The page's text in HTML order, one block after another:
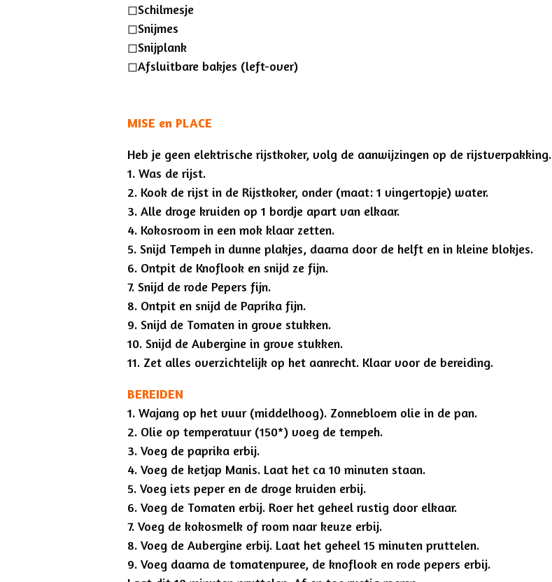
◻︎Schilmesje
◻︎Snijmes
◻︎Snijplank
◻︎Afsluitbare bakjes (left-over)
MISE en PLACE
Heb je geen elektrische rijstkoker, volg de aanwijzingen op de rijstverpakking.
1. Was de rijst.
2. Kook de rijst in de Rijstkoker, onder (maat: 1 vingertopje) water.
3. Alle droge kruiden op 1 bordje apart van elkaar.
4. Kokosroom in een mok klaar zetten.
5. Snijd Tempeh in dunne plakjes, daarna door de helft en in kleine blokjes.
6. Ontpit de Knoflook en snijd ze fijn.
7. Snijd de rode Pepers fijn.
8. Ontpit en snijd de Paprika fijn.
9. Snijd de Tomaten in grove stukken.
10. Snijd de Aubergine in grove stukken.
11. Zet alles overzichtelijk op het aanrecht. Klaar voor de bereiding.
BEREIDEN
1. Wajang op het vuur (middelhoog). Zonnebloem olie in de pan.
2. Olie op temperatuur (150*) voeg de tempeh.
3. Voeg de paprika erbij.
4. Voeg de ketjap Manis. Laat het ca 10 minuten staan.
5. Voeg iets peper en de droge kruiden erbij.
6. Voeg de Tomaten erbij. Roer het geheel rustig door elkaar.
7. Voeg de kokosmelk of room naar keuze erbij.
8. Voeg de Aubergine erbij. Laat het geheel 15 minuten pruttelen.
9. Voeg daarna de tomatenpuree, de knoflook en rode pepers erbij.